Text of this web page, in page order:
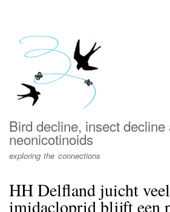
menu
Bird decline, insect decline
neonicotinoids
exploring the connections
HH Delfland juicht
imidacloprid blijft een